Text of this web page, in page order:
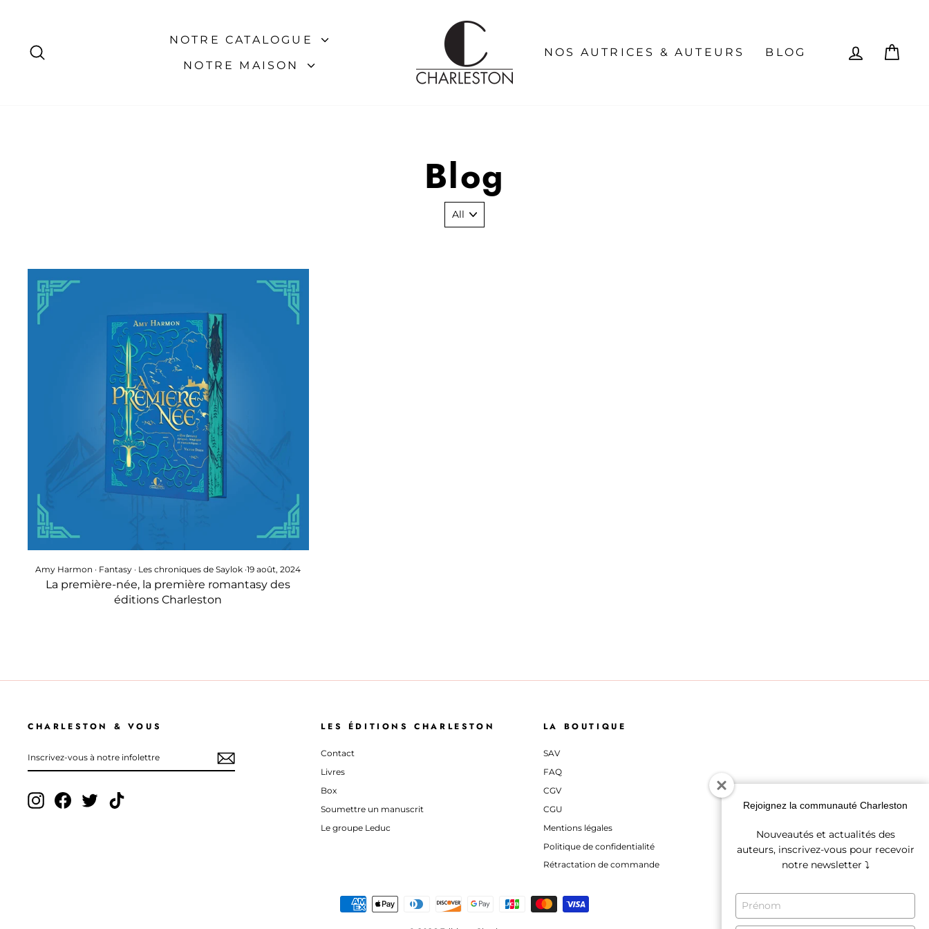
NOTRE CATALOGUE
NOTRE MAISON
NOS AUTRICES & AUTEURS BLOG SE
Blog
Amy Harmon · Fantasy · Les chroniques de Saylok ·19 août, 2024
La première-née, la première romantasy des
éditions Charleston
CHARLESTON & VOUS
VOUS
InstagramFacebookTwitter
LES ÉDITIONS CHARLESTON
Contact
Livres
Box
Soumettre un manuscrit
Le groupe Leduc
LA BOUTIQUE
SAV
FAQ
CGV
CGU
Mentions légales
Politique de confidentialité
Rétractation de commande
Rejoignez la communauté Charleston
Nouveautés et actualités des
auteurs, inscrivez-vous pour recevoir
notre newsletter ⤵
TYPE
YOUR
NAME